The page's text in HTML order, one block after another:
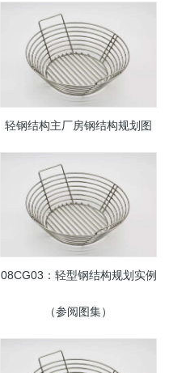
轻钢结构主厂房钢结构规划图
08CG03：轻型钢结构规划实例
（参阅图集）